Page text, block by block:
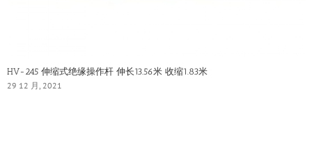
HV-245 伸缩式绝缘操作杆 伸长13.56米 收缩1.83米
29 12 月, 2021